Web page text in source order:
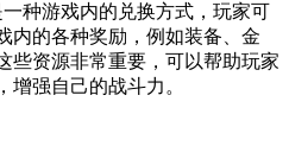
种游戏内的兑换方式，玩家可
内的各种奖励，例如装备、金
些资源非常重要，可以帮助玩家
增强自己的战斗力。